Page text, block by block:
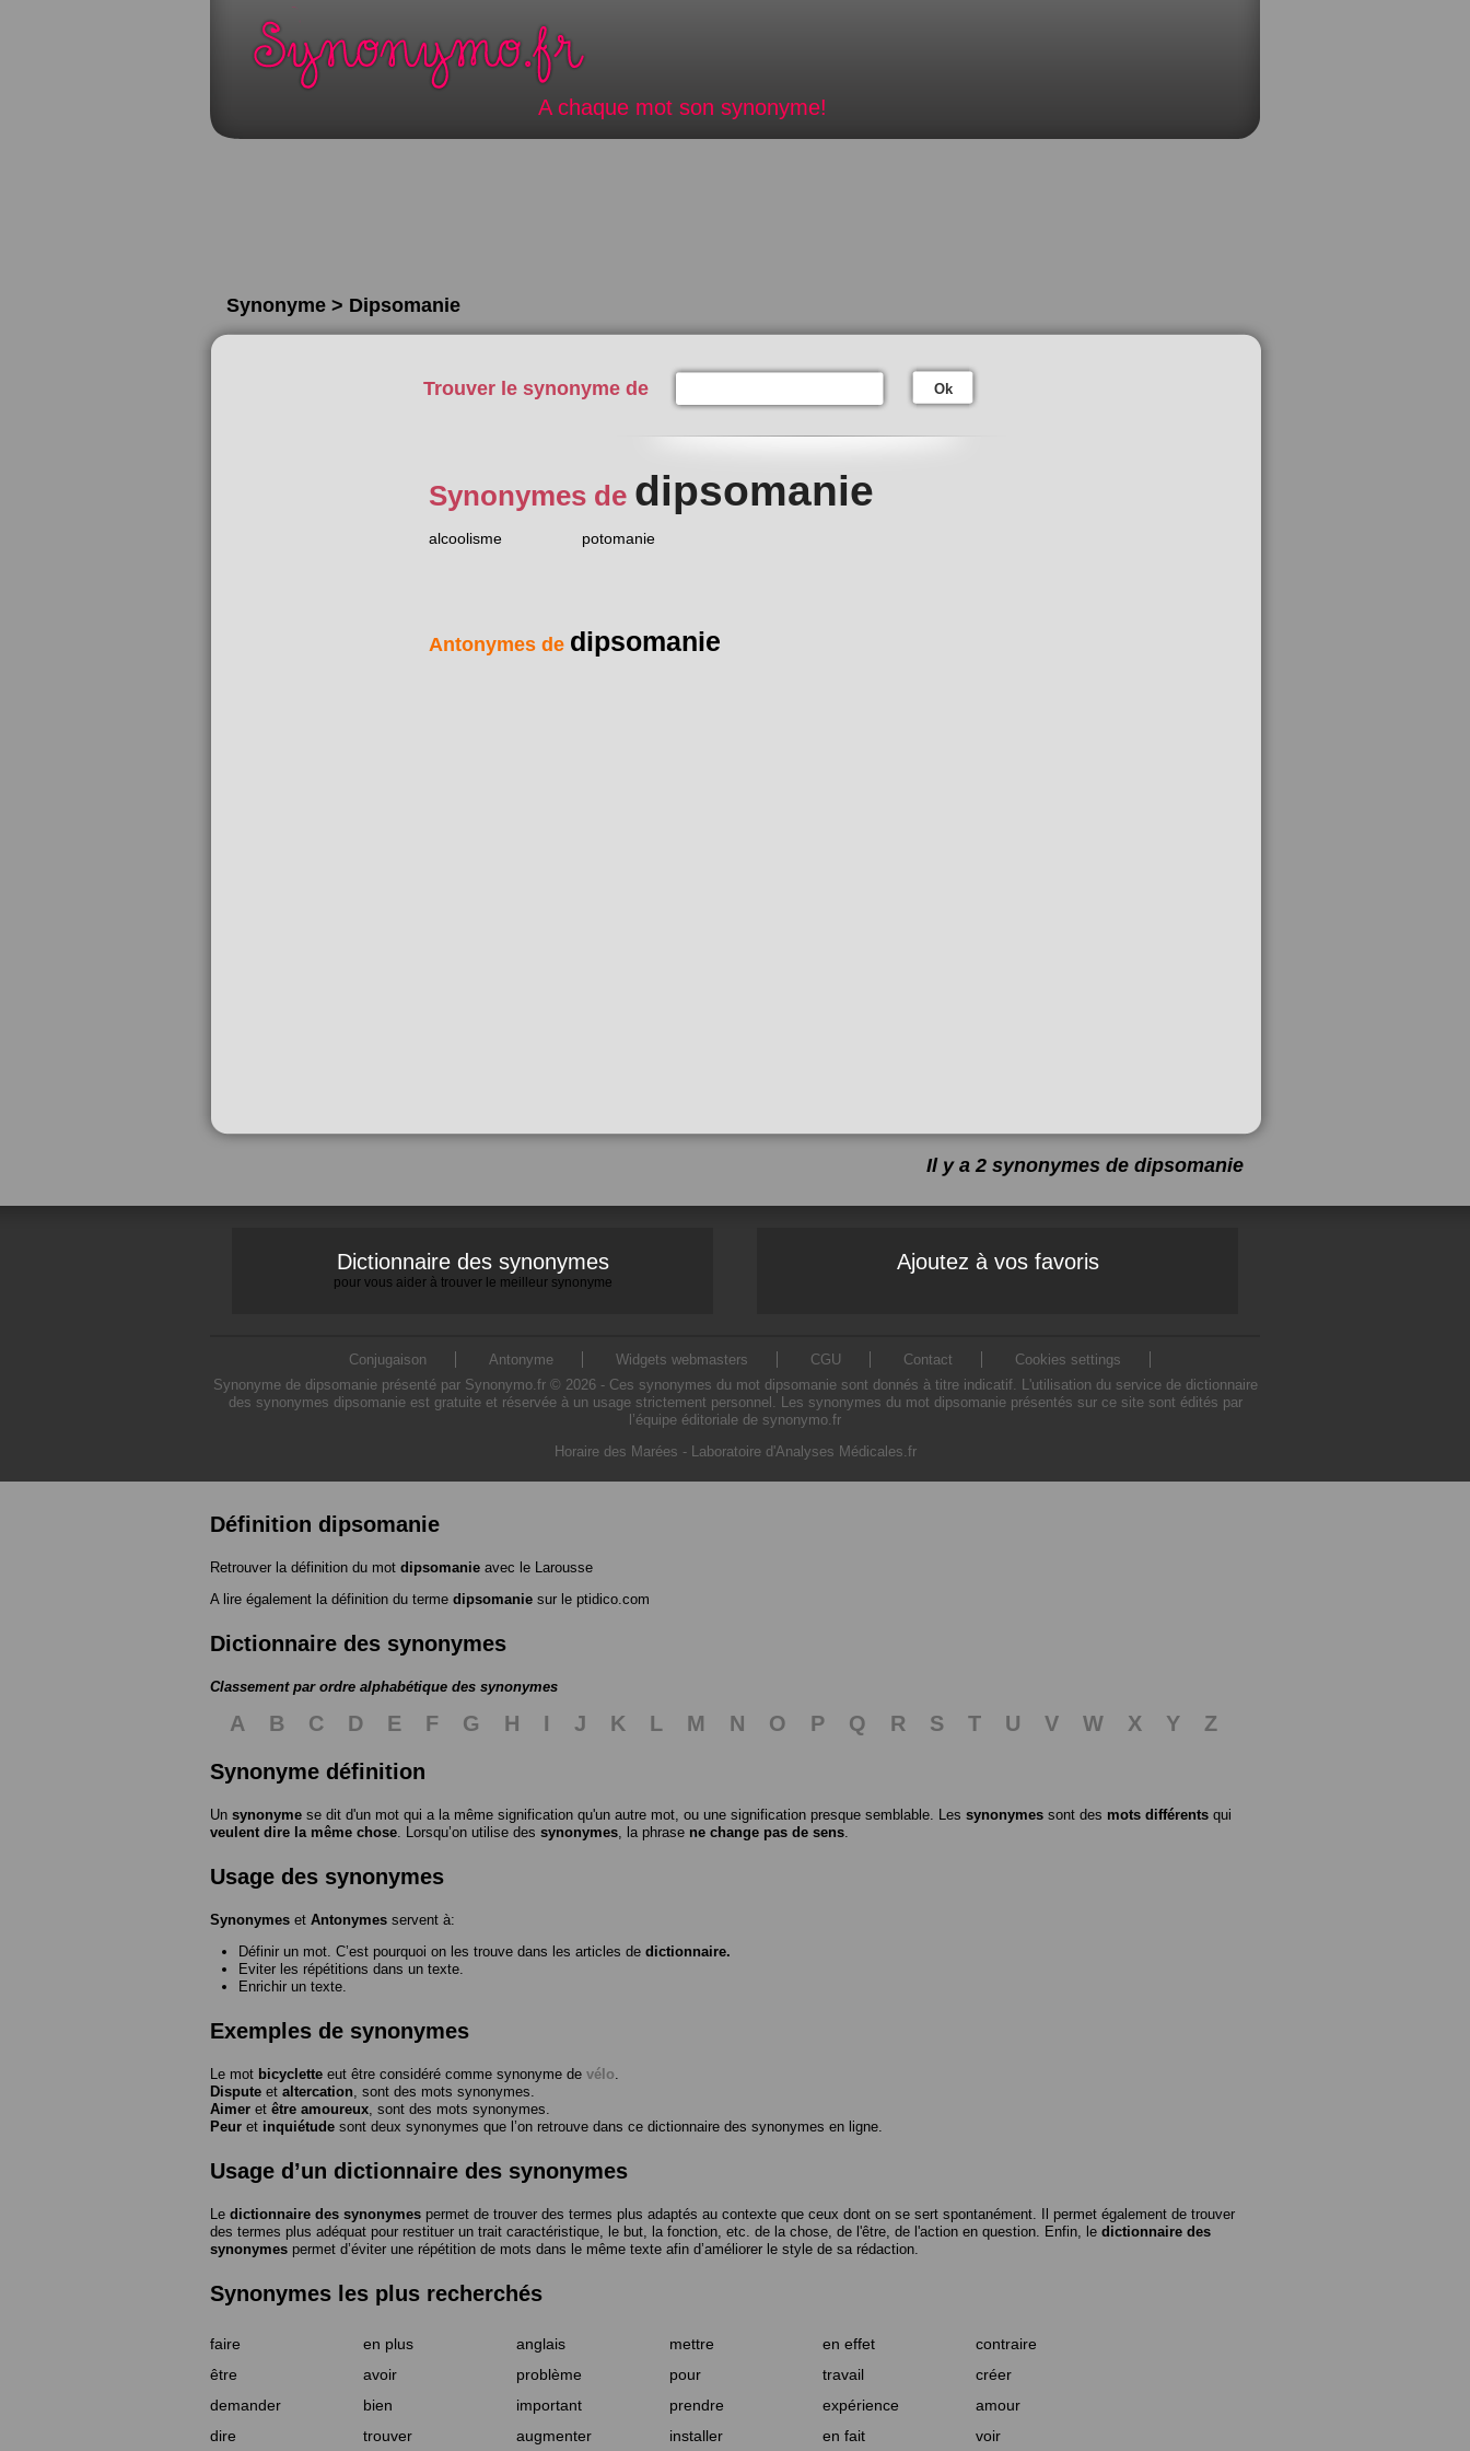
A chaque mot son synonyme!
Synonyme > Dipsomanie
Trouver le synonyme de Ok
Synonymes de dipsomanie
alcoolisme potomanie
Antonymes de dipsomanie
Il y a 2 synonymes de dipsomanie
Dictionnaire des synonymes
pour vous aider à trouver le meilleur synonyme
Ajoutez à vos favoris
Conjugaison Antonyme Widgets webmasters CGU Contact
Cookies settings
Synonyme de dipsomanie présenté par Synonymo.fr © 2026 - Ces synonymes du mot dipsomanie sont donnés à titre indicatif. L'utilisation du service de dictionnaire
des synonymes dipsomanie est gratuite et réservée à un usage strictement personnel. Les synonymes du mot dipsomanie présentés sur ce site sont édités par
l’équipe éditoriale de synonymo.fr
Horaire des Marées - Laboratoire d'Analyses Médicales.fr
Définition dipsomanie
Retrouver la définition du mot dipsomanie avec le Larousse
A lire également la définition du terme dipsomanie sur le ptidico.com
Dictionnaire des synonymes
Classement par ordre alphabétique des synonymes
A B C D E F G H I J K L M N O P Q R S T U V W X Y
Z
Synonyme définition
Un synonyme se dit d'un mot qui a la même signification qu'un autre mot, ou une signification presque semblable. Les synonymes sont des mots différents qui
veulent dire la même chose . Lorsqu’on utilise des synonymes , la phrase ne change pas de sens
Usage des synonymes
Synonymes et Antonymes servent à:
Définir un mot. C’est pourquoi on les trouve dans les articles de dictionnaire.
Eviter les répétitions dans un texte.
Enrichir un texte.
Exemples de synonymes
Le mot bicyclette eut être considéré comme synonyme de vélo
Dispute et altercation , sont des mots synonymes.
Aimer et être amoureux , sont des mots synonymes.
Peur et inquiétude sont deux synonymes que l’on retrouve dans ce dictionnaire des synonymes en ligne.
Usage d’un dictionnaire des synonymes
Le dictionnaire des synonymes permet de trouver des termes plus adaptés au contexte que ceux dont on se sert spontanément. Il permet également de trouver
des termes plus adéquat pour restituer un trait caractéristique, le but, la fonction, etc. de la chose, de l'être, de l'action en question. Enfin, le dictionnaire des
synonymes permet d’éviter une répétition de mots dans le même texte afin d’améliorer le style de sa rédaction.
Synonymes les plus recherchés
faire en plus anglais mettre en effet
contraire
être
avoir problème pour travail
créer
demander
bien important prendre expérience
amour
dire
trouver augmenter installer en fait voir